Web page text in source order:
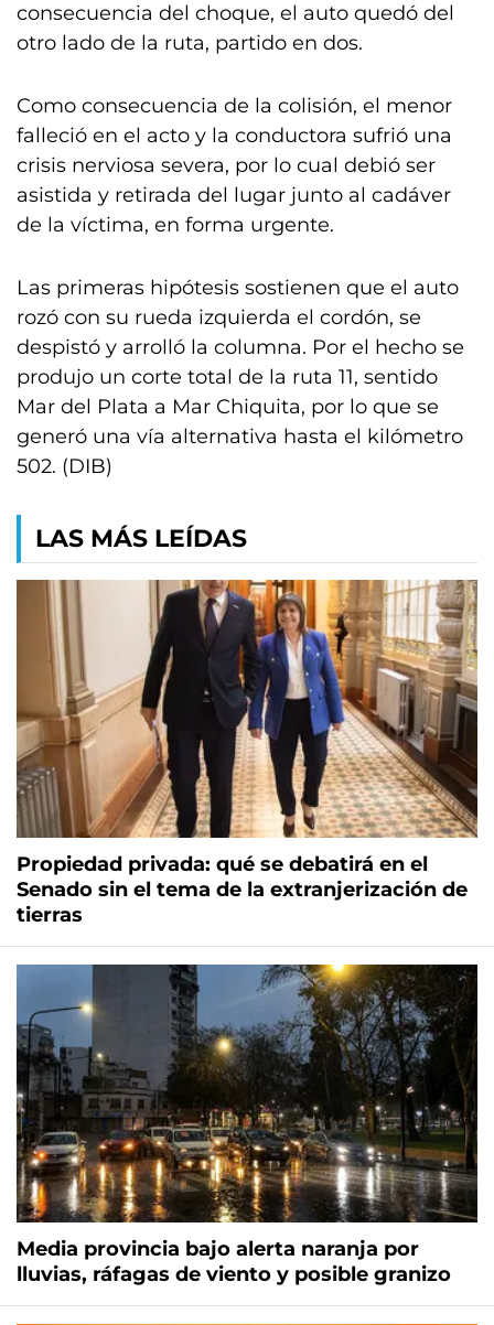
consecuencia del choque, el auto quedó del
otro lado de la ruta, partido en dos.
Como consecuencia de la colisión, el menor
falleció en el acto y la conductora sufrió una
crisis nerviosa severa, por lo cual debió ser
asistida y retirada del lugar junto al cadáver
de la víctima, en forma urgente.
Las primeras hipótesis sostienen que el auto
rozó con su rueda izquierda el cordón, se
despistó y arrolló la columna. Por el hecho se
produjo un corte total de la ruta 11, sentido
Mar del Plata a Mar Chiquita, por lo que se
generó una vía alternativa hasta el kilómetro
502. (DIB)
LAS MÁS LEÍDAS
Propiedad privada: qué se debatirá en el
Senado sin el tema de la extranjerización de
tierras
Media provincia bajo alerta naranja por
lluvias, ráfagas de viento y posible granizo